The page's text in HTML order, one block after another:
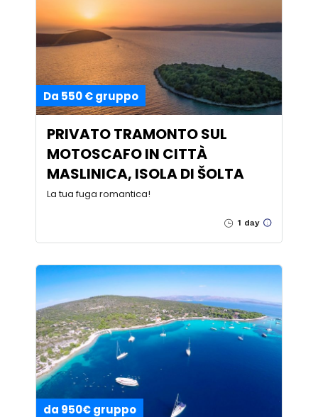
Da 550 € gruppo
PRIVATO TRAMONTO SUL
MOTOSCAFO IN CITTÀ
MASLINICA, ISOLA DI ŠOLTA
La tua fuga romantica!
1 day
da 950€ gruppo